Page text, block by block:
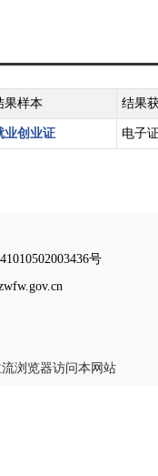
果样本 结果
业创业证 电子
号
浏览器访问本网站